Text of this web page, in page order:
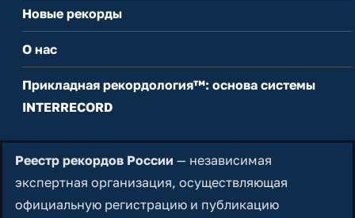
Новые рекорды
О нас
Прикладная рекордология™: основа системы
INTERRECORD
Реестр рекордов России — независимая
экспертная организация, осуществляющая
официальную регистрацию и публикацию